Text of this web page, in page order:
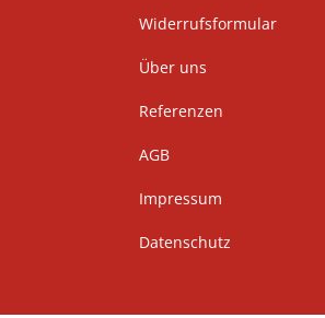
Widerrufsformular
Über uns
Referenzen
AGB
Impressum
Datenschutz